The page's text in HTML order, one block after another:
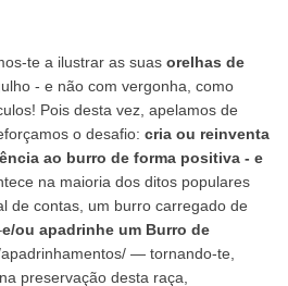
te a ilustrar as suas orelhas de
- e não com vergonha, como
Pois desta vez, apelamos de
o desafio: cria ou reinventa
ao burro de forma positiva - e
na maioria dos ditos populares
de contas, um burro carregado de
e/ou apadrinhe um Burro de
— tornando-te,
preservação desta raça,